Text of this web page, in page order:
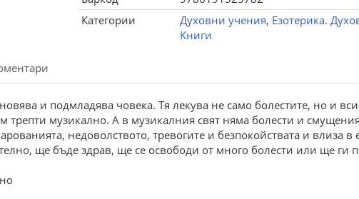
Категории
Духовни учения, Езотерика.
Книги
и подмладява човека. Тя лекува не само болестите, но и
трепти музикално. А в музикалния свят няма болести и
недоволството, тревогите и безпокойствата и влиза
ще бъде здрав, ще се освободи от много болести или ще ги